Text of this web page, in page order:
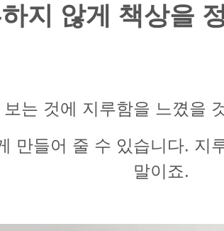
지 않게 책상을
는 것에 지루함을 느꼈을
만들어 줄 수 있습니다. 지
말이죠.